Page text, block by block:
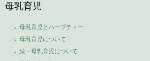
母乳育児
母乳育児とハーブティー
母乳育児について
続・母乳育児について